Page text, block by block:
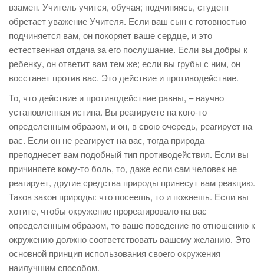
взамен. Учитель учится, обучая; подчиняясь, студент
обретает уважение Учителя. Если ваш сын с готовностью
подчиняется вам, он покоряет ваше сердце, и это
естественная отдача за его послушание. Если вы добры к
ребенку, он ответит вам тем же; если вы грубы с ним, он
восстанет против вас. Это действие и противодействие.
То, что действие и противодействие равны, – научно
установленная истина. Вы реагируете на кого-то
определенным образом, и он, в свою очередь, реагирует на
вас. Если он не реагирует на вас, тогда природа
преподнесет вам подобный тип противодействия. Если вы
причиняете кому-то боль, то, даже если сам человек не
реагирует, другие средства природы принесут вам реакцию.
Таков закон природы: что посеешь, то и пожнешь. Если вы
хотите, чтобы окружение прореагировало на вас
определенным образом, то ваше поведение по отношению к
окружению должно соответствовать вашему желанию. Это
основной принцип использования своего окружения
наилучшим способом.